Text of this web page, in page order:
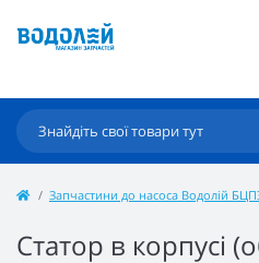
Запчастини до насоса Водолій
Статор в корпусі